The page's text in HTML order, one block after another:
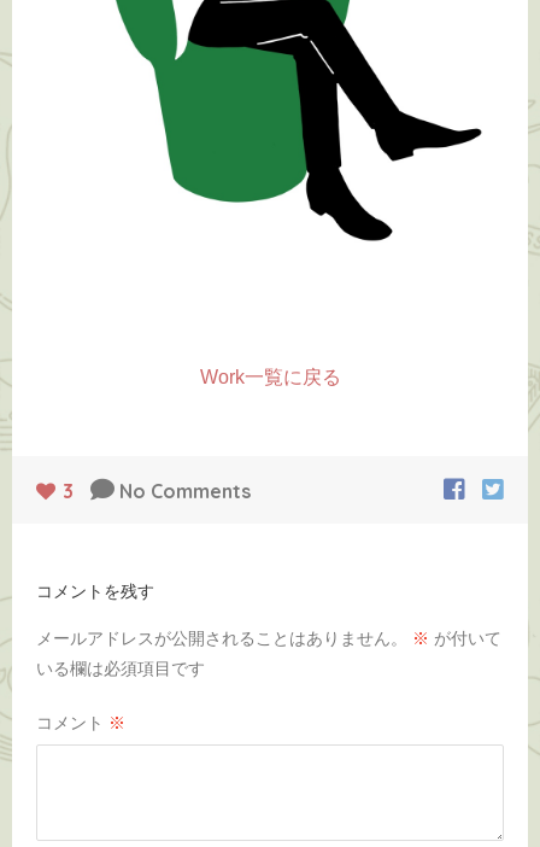
Work一覧に戻る
3 No Comments
コメントを残す
メールアドレスが公開されることはありません。 ※ が付いて
いる欄は必須項目です
コメント ※